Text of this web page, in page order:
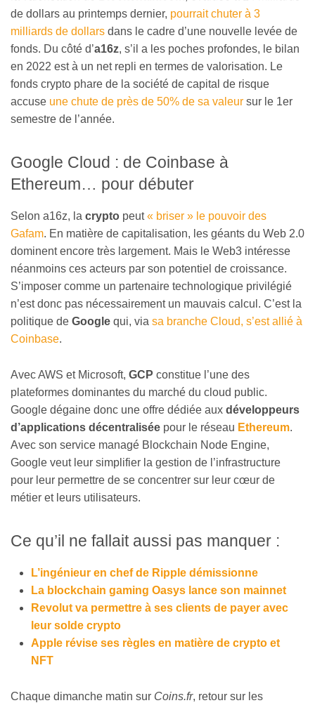
de dollars au printemps dernier, pourrait chuter à 3
milliards de dollars dans le cadre d’une nouvelle levée de
fonds. Du côté d’a16z, s’il a les poches profondes, le bilan
en 2022 est à un net repli en termes de valorisation. Le
fonds crypto phare de la société de capital de risque
accuse une chute de près de 50% de sa valeur sur le 1er
semestre de l’année.
Google Cloud : de Coinbase à
Ethereum… pour débuter
Selon a16z, la crypto peut« briser » le pouvoir des
Gafam. En matière de capitalisation, les géants du Web 2.0
dominent encore très largement. Mais le Web3 intéresse
néanmoins ces acteurs par son potentiel de croissance.
S’imposer comme un partenaire technologique privilégié
n’est donc pas nécessairement un mauvais calcul. C’est la
politique de Google qui, via sa branche Cloud, s’est allié à
Coinbase.
Avec AWS et Microsoft, GCP constitue l’une des
plateformes dominantes du marché du cloud public.
Google dégaine donc une offre dédiée aux développeurs
d’applications décentralisée pour le réseau Ethereum.
Avec son service managé Blockchain Node Engine,
Google veut leur simplifier la gestion de l’infrastructure
pour leur permettre de se concentrer sur leur cœur de
métier et leurs utilisateurs.
Ce qu’il ne fallait aussi pas manquer :
L’ingénieur en chef de Ripple démissionne
La blockchain gaming Oasys lance son mainnet
Revolut va permettre à ses clients de payer avec
leur solde crypto
Apple révise ses règles en matière de crypto et
NFT
Chaque dimanche matin sur Coins.fr, retour sur les